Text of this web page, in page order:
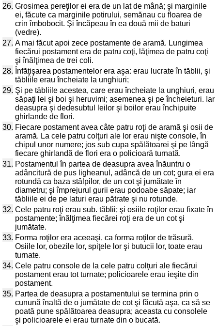
26. Grosimea pereţilor ei era de un lat de mână; şi marginile
ei, făcute ca marginile potirului, semănau cu floarea de
crin îmbobocit. Şi încăpeau în ea două mii de baturi
(vedre).
27. A mai făcut apoi zece postamente de aramă. Lungimea
fiecărui postament era de patru coţi, lăţimea de patru coţi
şi înălţimea de trei coli.
28. Înfăţişarea postamentelor era aşa: erau lucrate în tăblii, şi
tăbliile erau încheiate la unghiuri;
29. Şi pe tăbliile acestea, care erau încheiate la unghiuri, erau
săpaţi lei şi boi şi heruvimi; asemenea şi pe încheieturi. Iar
deasupra şi dedesubtul leilor şi boilor erau închipuite
ghirlande de flori.
30. Fiecare postament avea câte patru roţi de aramă şi osii de
aramă. La cele patru colţuri ale lor erau nişte console, în
chipul unor numere; jos sub cupa spălătoarei şi pe lângă
fiecare ghirlandă de flori era o policioară turnată.
31. Postamentul în partea de deasupra avea înăuntru o
adâncitură de pus ligheanul, adâncă de un cot; gura ei era
rotundă ca baza stâlpilor, de un cot şi jumătate în
diametru; şi împrejurul gurii erau podoabe săpate; iar
tăbliile ei de pe laturi erau pătrate şi nu rotunde.
32. Cele patru roţi erau sub. tăblii; şi osiile roţilor erau fixate în
postamente; înălţimea fiecărei roţi era de un cot şi
jumătate.
33. Forma roţilor era aceeaşi, ca forma roţilor de trăsură.
Osiile lor, obezile lor, spiţele lor şi butucii lor, toate erau
turnate.
34. Cele patru console de la cele patru colţuri ale fiecărui
postament erau tot turnate; policioarele erau ieşite din
postament.
35. Partea de deasupra a postamentului se termina prin o
cunună înaltă de o jumătate de cot şi făcută aşa, ca să se
poată pune spălătoarea deasupra; aceasta cu consolele
şi policioarele ei erau turnate din o bucată.